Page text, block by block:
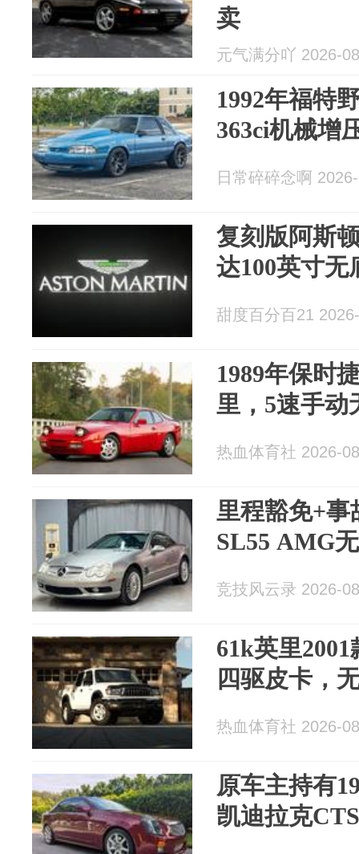
卖
元气满分吖 2026-
1992年福特
363ci机械增
日常碎碎念啊
复刻版阿斯
达100英寸无
甜度百分百21
1989年保时
里，5速手动
热血体育社 2026-
里程豁免+事
SL55 AMG
竞技风云录 2026-
61k英里
四驱皮卡，
热血体育社 2026-
原车主持有
凯迪拉克